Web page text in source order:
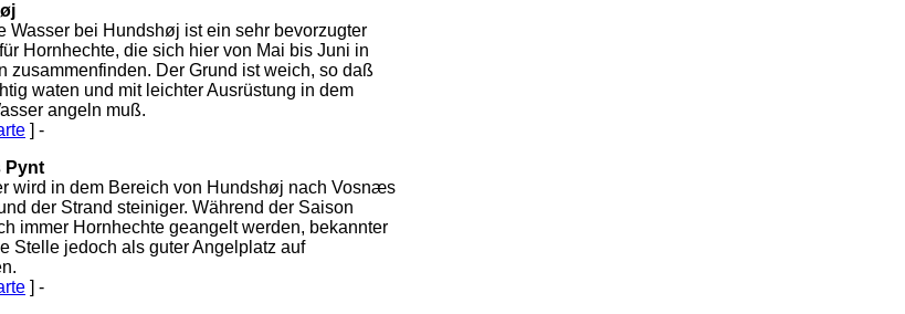
Wasser bei Hundshøj ist ein sehr bevorzugter
Hornhechte, die sich hier von Mai bis Juni in
zusammenfinden. Der Grund ist weich, so daß
waten und mit leichter Ausrüstung in dem
angeln muß.
] -
Pynt
wird in dem Bereich von Hundshøj nach Vosnæs
der Strand steiniger. Während der Saison
immer Hornhechte geangelt werden, bekannter
Stelle jedoch als guter Angelplatz auf
] -